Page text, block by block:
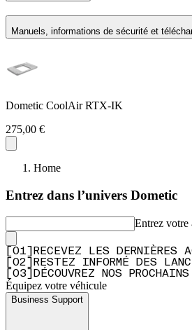
Manuels, informations de sécurité et
Dometic CoolAir RTX-IK
275,00 €
Home
Entrez dans l’univers Dometic
Entrez votre
01
RECEVEZ LES DERNIÈRES
02
RESTEZ INFORMÉ DES
03 DÉCOUVREZ NOS
Équipez votre véhicule
Business Support